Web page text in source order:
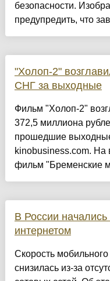
безопасности.
предупредить, что
"Холоп-2"
СНГ за выходные
Фильм "Холоп-2"
372,5 миллиона
прошедшие
kinobusiness.com. На
фильм "Бременские
В России
интернетом
Скорость
снизилась из-за